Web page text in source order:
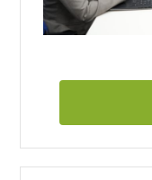
かりやすくご紹介しま
皆さんには、当社を
それでは、皆さんと